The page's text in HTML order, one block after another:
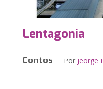
Lentagonia
Contos Por Jeorge